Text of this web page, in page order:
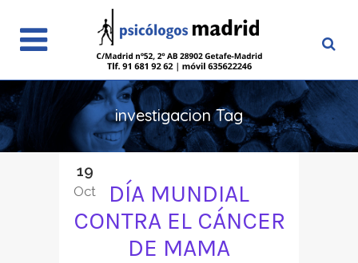
investigacion Tag
19
Oct
DÍA MUNDIAL
CONTRA EL CÁNCER
DE MAMA